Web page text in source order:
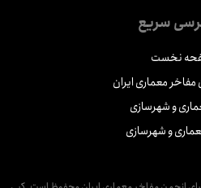
سریع
نخست
معماری ایران
و شهرسازی
و شهرسازی